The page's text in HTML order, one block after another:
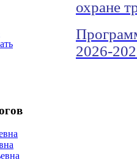
охране
2026-